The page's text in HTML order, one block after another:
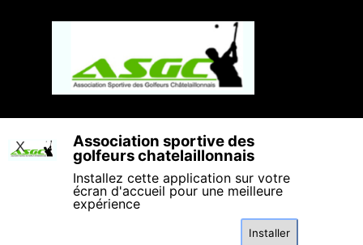
Association sportive des
golfeurs chatelaillonnais
Installez cette application sur votre
écran d'accueil pour une meilleure
expérience
Installer
X